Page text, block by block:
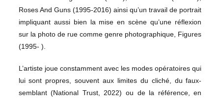
Roses And Guns (1995-2016) ainsi qu’un travail de portrait
impliquant aussi bien la mise en scène qu’une réflexion
sur la photo de rue comme genre photographique, Figures
(1995- ).
L’artiste joue constamment avec les modes opératoires qui
lui sont propres, souvent aux limites du cliché, du faux-
semblant (National Trust, 2022) ou de la référence, en